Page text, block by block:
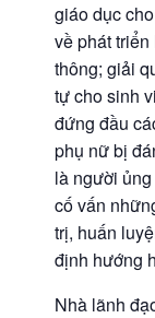
giáo dục
về phát
thông; giải
tự cho sinh
đứng đầu
phụ nữ bị
là người
cố vấn
trị, huấn
định hướng
Nhà lãnh